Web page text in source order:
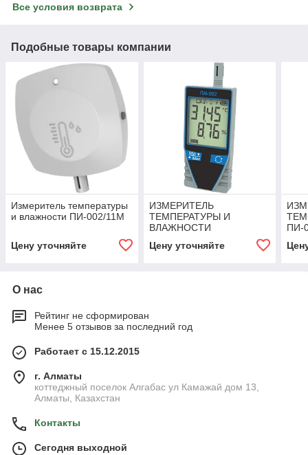
Все условия возврата
Подобные товары компании
Измеритель температуры
и влажности ПИ-002/11М
Цену уточняйте
ИЗМЕРИТЕЛЬ
ТЕМПЕРАТУРЫ И
ВЛАЖНОСТИ
ПИ-002/2М
Цену уточняйте
ПИ-
О нас
Рейтинг не сформирован
Менее 5 отзывов за последний год
Работает с 15.12.2015
г. Алматы
коттеджный поселок Алгабас ул Камажай дом 13,
Алматы, Казахстан
Контакты
Сегодня выходной